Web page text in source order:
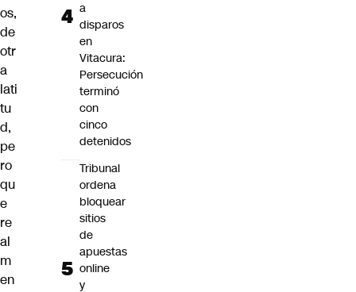
os,
de
otr
a
lati
tu
d,
pe
ro
qu
e
re
al
m
en
a
disparos
en
Vitacura:
Persecución
terminó
con
cinco
detenidos
Tribunal
ordena
bloquear
sitios
de
apuestas
online
y